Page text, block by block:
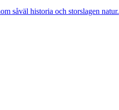
såväl historia och storslagen natur.